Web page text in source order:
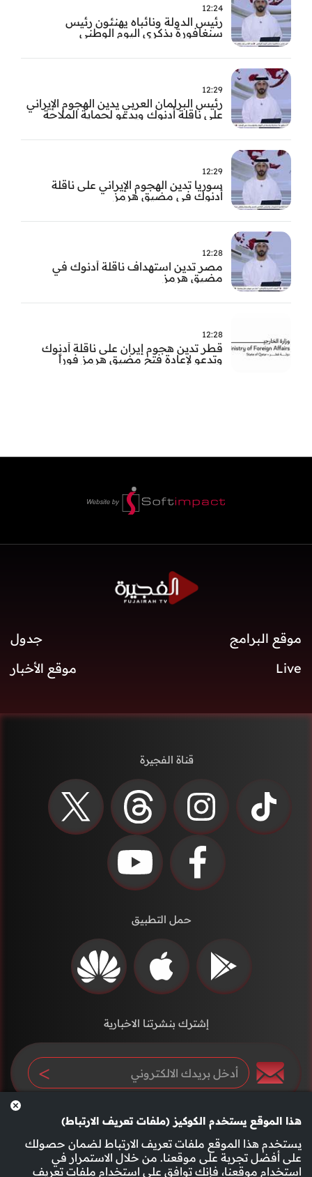
12:24
رئيس الدولة ونائباه يهنئون رئيس
سنغافورة بذكرى اليوم الوطني
12:29
رئيس البرلمان العربي يدين الهجوم الإيراني
على ناقلة أدنوك ويدعو لحماية الملاحة
12:29
سوريا تدين الهجوم الإيراني على ناقلة
أدنوك في مضيق هرمز ‏
12:28
مصر تدين استهداف ناقلة أدنوك في
مضيق هرمز
12:28
قطر تدين هجوم إيران على ناقلة أدنوك
وتدعو لإعادة فتح مضيق هرمز فوراً
هذا الموقع يستخدم الكوكيز (ملفات تعريف الارتباط)
يستخدم هذا الموقع ملفات تعريف الارتباط لضمان حصولك
على أفضل تجربة على موقعنا. من خلال الاستمرار في
استخدام موقعنا، فإنك توافق على استخدام ملفات تعريف
موقع البرامج
جدول
Live
موقع الأخبار
قناة الفجيرة
حمل التطبيق
إشترك بنشرتنا الاخبارية